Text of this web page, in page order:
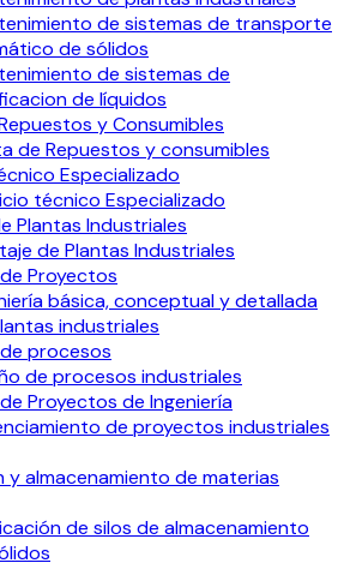
de sistemas de transporte
de sólidos
de sistemas de
de líquidos
y Consumibles
de Repuestos y consumibles
Especializado
técnico Especializado
Plantas Industriales
de Plantas Industriales
Proyectos
básica, conceptual y detallada
industriales
procesos
de procesos industriales
Proyectos de Ingeniería
de proyectos industriales
y almacenamiento de materias
de silos de almacenamiento